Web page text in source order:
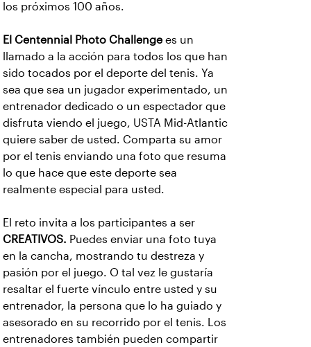
los próximos 100 años.
El Centennial Photo Challenge es un
llamado a la acción para todos los que han
sido tocados por el deporte del tenis. Ya
sea que sea un jugador experimentado, un
entrenador dedicado o un espectador que
disfruta viendo el juego, USTA Mid-Atlantic
quiere saber de usted. Comparta su amor
por el tenis enviando una foto que resuma
lo que hace que este deporte sea
realmente especial para usted.
El reto invita a los participantes a ser
CREATIVOS. Puedes enviar una foto tuya
en la cancha, mostrando tu destreza y
pasión por el juego. O tal vez le gustaría
resaltar el fuerte vínculo entre usted y su
entrenador, la persona que lo ha guiado y
asesorado en su recorrido por el tenis. Los
entrenadores también pueden compartir